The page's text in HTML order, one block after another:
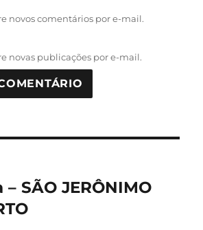
novos comentários por e-mail.
novas publicações por e-mail.
SÃO JERÔNIMO